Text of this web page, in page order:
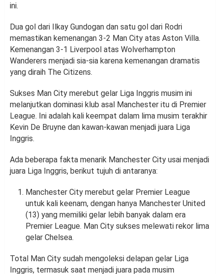
ini.
Dua gol dari Ilkay Gundogan dan satu gol dari Rodri
memastikan kemenangan 3-2 Man City atas Aston Villa.
Kemenangan 3-1 Liverpool atas Wolverhampton
Wanderers menjadi sia-sia karena kemenangan dramatis
yang diraih The Citizens.
Sukses Man City merebut gelar Liga Inggris musim ini
melanjutkan dominasi klub asal Manchester itu di Premier
League. Ini adalah kali keempat dalam lima musim terakhir
Kevin De Bruyne dan kawan-kawan menjadi juara Liga
Inggris.
Ada beberapa fakta menarik Manchester City usai menjadi
juara Liga Inggris, berikut tujuh di antaranya:
Manchester City merebut gelar Premier League
untuk kali keenam, dengan hanya Manchester United
(13) yang memiliki gelar lebih banyak dalam era
Premier League. Man City sukses melewati rekor lima
gelar Chelsea.
Total Man City sudah mengoleksi delapan gelar Liga
Inggris, termasuk saat menjadi juara pada musim